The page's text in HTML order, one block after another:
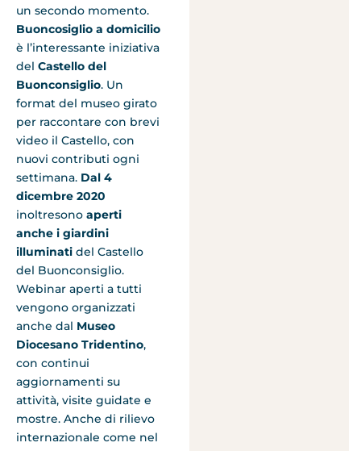
un secondo momento.
Buoncosiglio a domicilio
è l’interessante iniziativa
del Castello del
Buonconsiglio. Un
format del museo girato
per raccontare con brevi
video il Castello, con
nuovi contributi ogni
settimana. Dal 4
dicembre 2020
inoltresono aperti
anche i giardini
illuminati del Castello
del Buonconsiglio.
Webinar aperti a tutti
vengono organizzati
anche dal Museo
Diocesano Tridentino,
con continui
aggiornamenti su
attività, visite guidate e
mostre. Anche di rilievo
internazionale come nel